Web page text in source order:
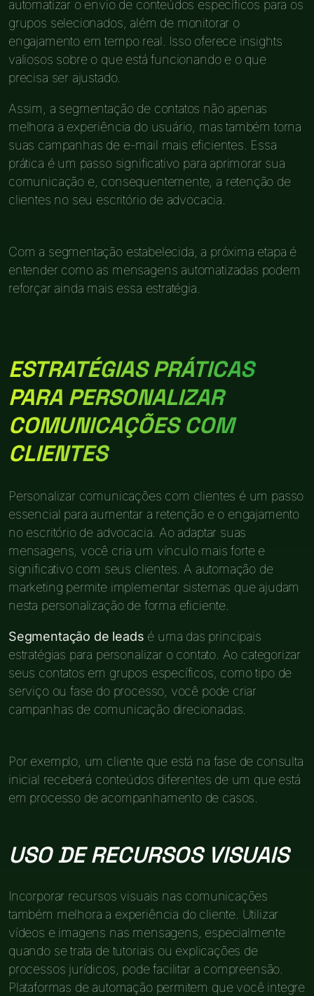
automatizar o envio de conteúdos específicos para os
grupos selecionados, além de monitorar o
engajamento em tempo real. Isso oferece insights
valiosos sobre o que está funcionando e o que
precisa ser ajustado.
Assim, a segmentação de contatos não apenas
melhora a experiência do usuário, mas também torna
suas campanhas de e-mail mais eficientes. Essa
prática é um passo significativo para aprimorar sua
comunicação e, consequentemente, a retenção de
clientes no seu escritório de advocacia.
Com a segmentação estabelecida, a próxima etapa é
entender como as mensagens automatizadas podem
reforçar ainda mais essa estratégia.
ESTRATÉGIAS PRÁTICAS
PARA PERSONALIZAR
COMUNICAÇÕES COM
CLIENTES
Personalizar comunicações com clientes é um passo
essencial para aumentar a retenção e o engajamento
no escritório de advocacia. Ao adaptar suas
mensagens, você cria um vínculo mais forte e
significativo com seus clientes. A automação de
marketing permite implementar sistemas que ajudam
nesta personalização de forma eficiente.
Segmentação de leads é uma das principais
estratégias para personalizar o contato. Ao categorizar
seus contatos em grupos específicos, como tipo de
serviço ou fase do processo, você pode criar
campanhas de comunicação direcionadas.
Por exemplo, um cliente que está na fase de consulta
inicial receberá conteúdos diferentes de um que está
em processo de acompanhamento de casos.
USO DE RECURSOS VISUAIS
Incorporar recursos visuais nas comunicações
também melhora a experiência do cliente. Utilizar
vídeos e imagens nas mensagens, especialmente
quando se trata de tutoriais ou explicações de
processos jurídicos, pode facilitar a compreensão.
Plataformas de automação permitem que você integre